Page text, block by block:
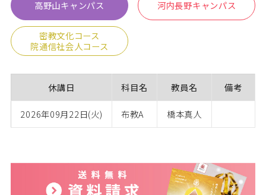
高野山キャンパス 河内長野キャンパス
密教文化コース
院通信社会人コース
休講日 科目名 教員名 備考
2026年09月22日(火) 布教A 橋本真人